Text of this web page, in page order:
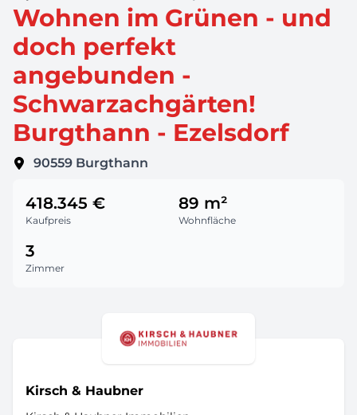
Wohnen im Grünen - und
doch perfekt
angebunden -
Schwarzachgärten!
Burgthann - Ezelsdorf
90559 Burgthann
Kaufpreis
418.345 €
Wohnfläche
89 m²
Zimmer
3
Kirsch & Haubner